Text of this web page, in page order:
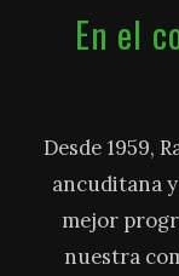
En el
Desde 1959,
ancuditana
mejor
nuestra